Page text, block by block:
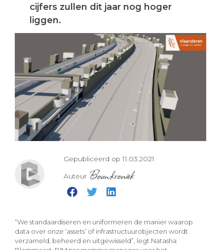
cijfers zullen dit jaar nog hoger
liggen.
Gepubliceerd op 11.03.2021
Auteur Bouwkroniek
“We standaardiseren en uniformeren de manier waarop
data over onze ‘assets’ of infrastructuurobjecten wordt
verzameld, beheerd en uitgewisseld”, legt Natasha